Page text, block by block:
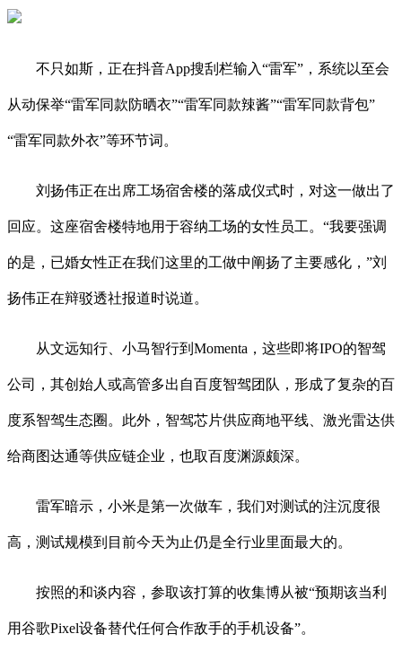
不只如斯，正在抖音App搜刮栏输入“雷军”，系统以至会
从动保举“雷军同款防晒衣”“雷军同款辣酱”“雷军同款背包”
“雷军同款外衣”等环节词。
刘扬伟正在出席工场宿舍楼的落成仪式时，对这一做出了
回应。这座宿舍楼特地用于容纳工场的女性员工。“我要强调
的是，已婚女性正在我们这里的工做中阐扬了主要感化，”刘
扬伟正在辩驳透社报道时说道。
从文远知行、小马智行到Momenta，这些即将IPO的智驾
公司，其创始人或高管多出自百度智驾团队，形成了复杂的百
度系智驾生态圈。此外，智驾芯片供应商地平线、激光雷达供
给商图达通等供应链企业，也取百度渊源颇深。
雷军暗示，小米是第一次做车，我们对测试的注沉度很
高，测试规模到目前今天为止仍是全行业里面最大的。
按照的和谈内容，参取该打算的收集博从被“预期该当利
用谷歌Pixel设备替代任何合作敌手的手机设备”。